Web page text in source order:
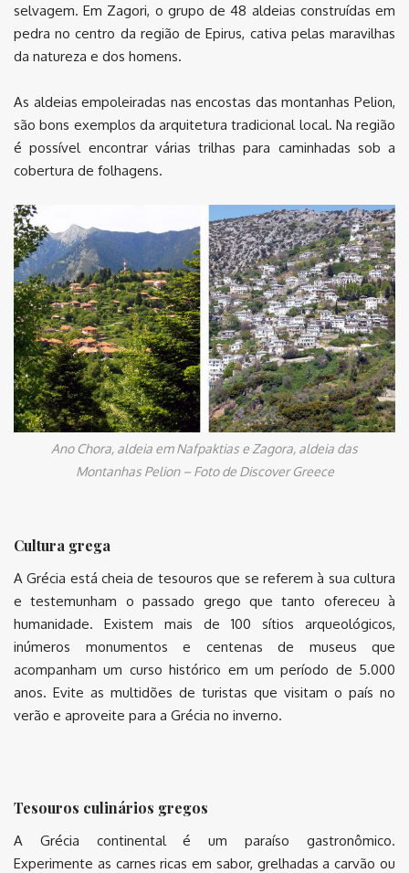
selvagem. Em Zagori, o grupo de 48 aldeias construídas em
pedra no centro da região de Epirus, cativa pelas maravilhas
da natureza e dos homens.
As aldeias empoleiradas nas encostas das montanhas Pelion,
são bons exemplos da arquitetura tradicional local. Na região
é possível encontrar várias trilhas para caminhadas sob a
cobertura de folhagens.
Ano Chora, aldeia em Nafpaktias e Zagora, aldeia das
Montanhas Pelion – Foto de Discover Greece
Cultura grega
A Grécia está cheia de tesouros que se referem à sua cultura
e testemunham o passado grego que tanto ofereceu à
humanidade. Existem mais de 100 sítios arqueológicos,
inúmeros monumentos e centenas de museus que
acompanham um curso histórico em um período de 5.000
anos. Evite as multidões de turistas que visitam o país no
verão e aproveite para a Grécia no inverno.
Tesouros culinários gregos
A Grécia continental é um paraíso gastronômico.
Experimente as carnes ricas em sabor, grelhadas a carvão ou